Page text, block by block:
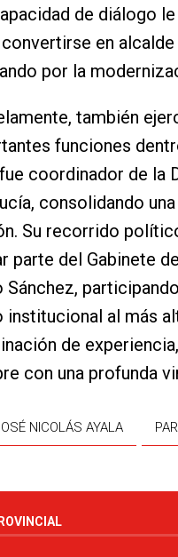
de diálogo
en
por la
también
funciones
coordinador de la
consolidando
Su recorrido
parte del Gabinete
Sánchez,
institucional al más
de
con una profunda
NICOLÁS AYALA